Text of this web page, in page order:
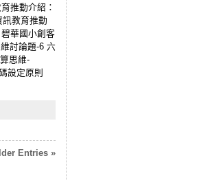
推動介紹：
教育推動
華國小創客
討論題-6 六
思維-
設定原則
Entries »